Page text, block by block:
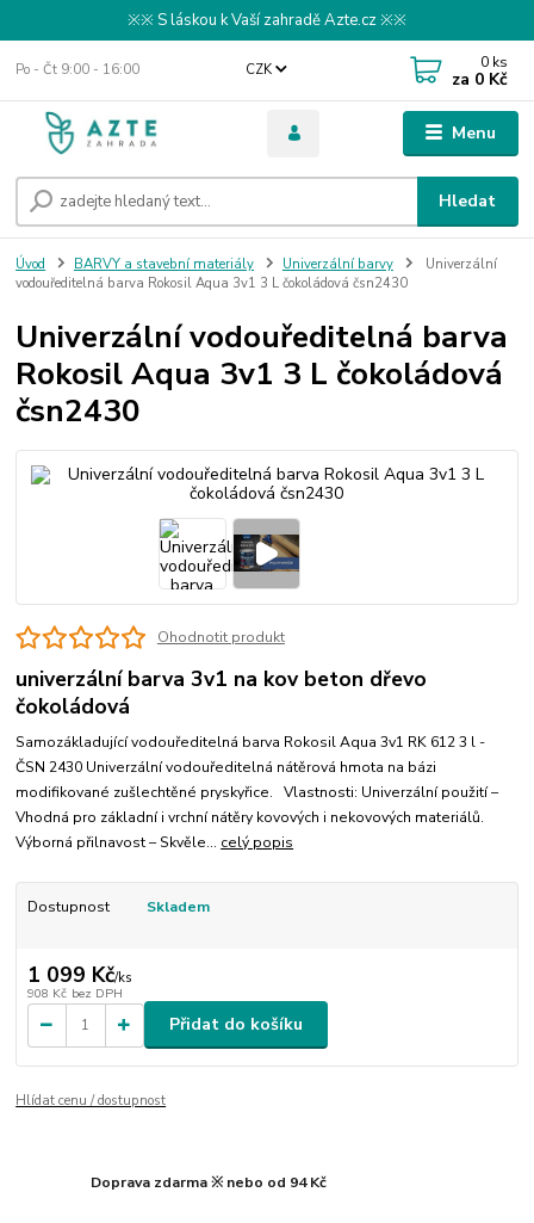
※※ S láskou k Vaší zahradě Azte.cz ※※
Menu
CZK
Hledat
Po - Čt 9:00 - 16:00 0 ks
za 0 Kč
Úvod BARVY a stavební materiály Univerzální barvy
Univerzální
vodouředitelná barva Rokosil Aqua 3v1 3 L čokoládová čsn2430
Univerzální vodouředitelná barva
Rokosil Aqua 3v1 3 L čokoládová
čsn2430
Ohodnotit produkt
univerzální barva 3v1 na kov beton dřevo
čokoládová
Samozákladující vodouředitelná barva Rokosil Aqua 3v1 RK 612 3 l -
ČSN 2430 Univerzální vodouředitelná nátěrová hmota na bázi
modifikované zušlechtěné pryskyřice. Vlastnosti: Univerzální použití –
Vhodná pro základní i vrchní nátěry kovových i nekovových materiálů.
Výborná přilnavost – Skvěle... celý popis
Dostupnost Skladem
1 099 Kč/ks
908 Kč bez DPH
Přidat do košíku
Hlídat cenu / dostupnost
Doprava zdarma ※ nebo od 94 Kč